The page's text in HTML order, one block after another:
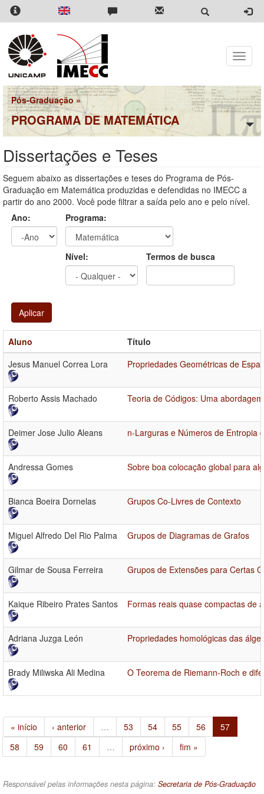
Pular
para
conteúdo
principal
Toggle
Pós-Graduação »
PROGRAMA DE MATEMÁTICA
Dissertações e Teses
Seguem abaixo as dissertações e teses do Programa de Pós-
Graduação em Matemática produzidas e defendidas no IMECC a
partir do ano 2000. Você pode filtrar a saída pelo ano e pelo nível.
Ano:
Programa:
Nível: Termos de busca
Aplicar
Aluno
Título
Jesus Manuel Correa Lora
Propriedades Geométricas de
Roberto Assis Machado Teoria de Códigos: Uma
Deimer Jose Julio Aleans n-Larguras e Números de Entropia
Andressa Gomes Sobre boa colocação global para
Bianca Boeira Dornelas Grupos Co-Livres de Contexto
Miguel Alfredo Del Rio Palma Grupos de Diagramas de Grafos
Gilmar de Sousa Ferreira Grupos de Extensões para Certas
Kaique Ribeiro Prates Santos Formas reais quase compactas de
Adriana Juzga León Propriedades homológicas das
Brady Miliwska Ali Medina O Teorema de Riemann-Roch e
« início ‹ anterior … 53 54 55 56
57
58
59 60 61 … próximo › fim »
Responsável pelas informações nesta página: Secretaria de Pós-Graduação